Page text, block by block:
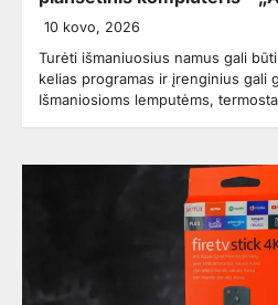
10 kovo, 2026
Turėti išmaniuosius namus gali
kelias programas ir įrenginius gali
Išmaniosioms lemputėms,